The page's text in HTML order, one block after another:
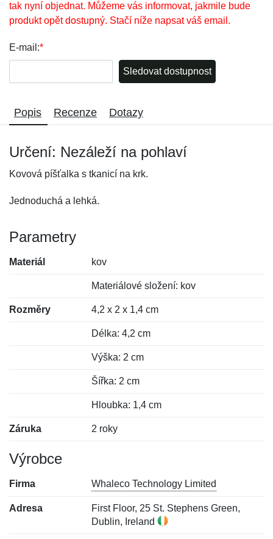
tak nyní objednat. Můžeme vás informovat, jakmile bude
produkt opět dostupný. Stačí níže napsat váš email.
E-mail:*
Sledovat dostupnost
Popis Recenze Dotazy
Určení: Nezáleží na pohlaví
Kovová píšťalka s tkanicí na krk.
Jednoduchá a lehká.
Parametry
Materiál kov
Materiálové složení: kov
Rozměry 4,2 x 2 x 1,4 cm
Délka: 4,2 cm
Výška: 2 cm
Šířka: 2 cm
Hloubka: 1,4 cm
Záruka 2 roky
Výrobce
Firma Whaleco Technology Limited
Adresa
First Floor, 25 St. Stephens Green,
Dublin, Ireland